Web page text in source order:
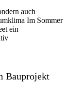
auch
Im Sommer
ein
Bauprojekt